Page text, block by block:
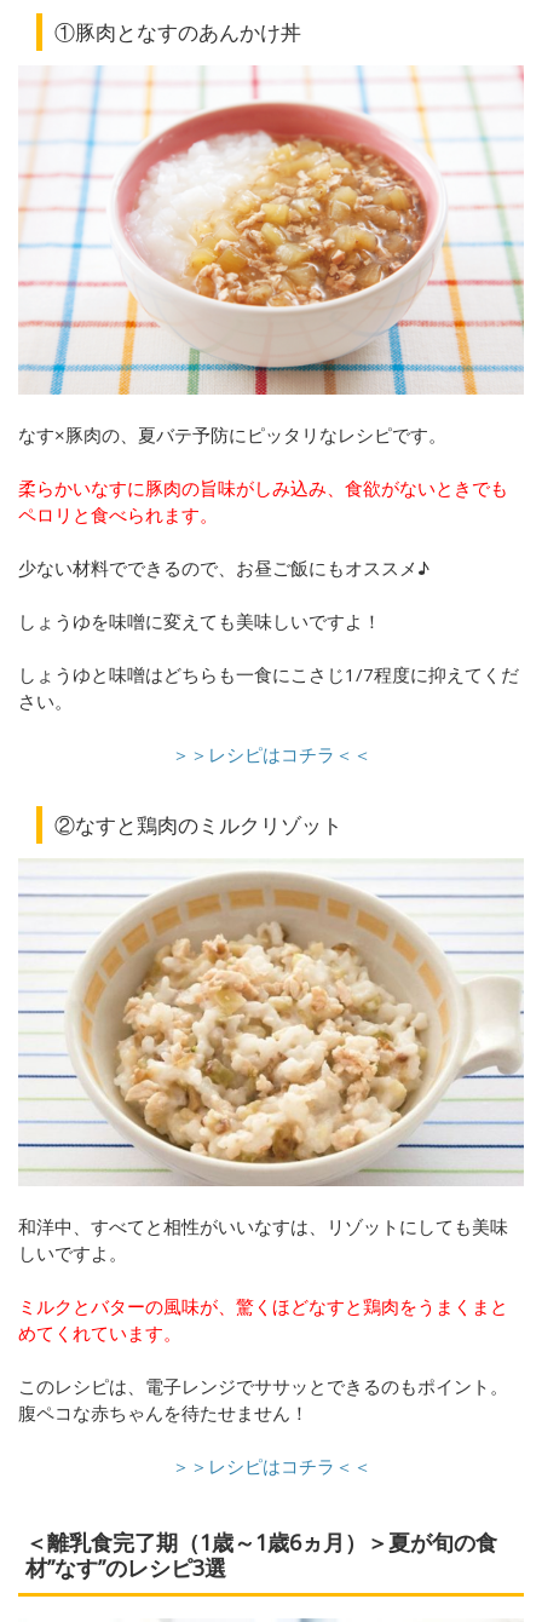
①豚肉となすのあんかけ丼
なす×豚肉の、夏バテ予防にピッタリなレシピです。
柔らかいなすに豚肉の旨味がしみ込み、食欲がないときでも
ペロリと食べられます。
少ない材料でできるので、お昼ご飯にもオススメ♪
しょうゆを味噌に変えても美味しいですよ！
しょうゆと味噌はどちらも一食にこさじ1/7程度に抑えてくだ
さい。
＞＞レシピはコチラ＜＜
②なすと鶏肉のミルクリゾット
和洋中、すべてと相性がいいなすは、リゾットにしても美味
しいですよ。
ミルクとバターの風味が、驚くほどなすと鶏肉をうまくまと
めてくれています。
このレシピは、電子レンジでササッとできるのもポイント。
腹ペコな赤ちゃんを待たせません！
＞＞レシピはコチラ＜＜
＜離乳食完了期（1歳～1歳6ヵ月）＞夏が旬の食
材”なす”のレシピ3選